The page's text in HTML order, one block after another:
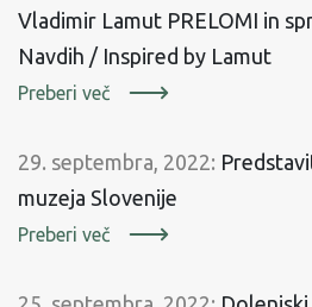
Vladimir Lamut PRELOMI in
Navdih / Inspired by Lamut
Preberi več
29. septembra, 2022:
muzeja Slovenije
Preberi več